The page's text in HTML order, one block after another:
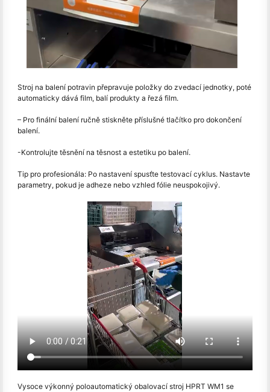
Stroj na balení potravin přepravuje položky do zvedací jednotky, poté
automaticky dává film, balí produkty a řezá film.
– Pro finální balení ručně stiskněte příslušné tlačítko pro dokončení
balení.
-Kontrolujte těsnění na těsnost a estetiku po balení.
Tip pro profesionála: Po nastavení spusťte testovací cyklus. Nastavte
parametry, pokud je adheze nebo vzhled fólie neuspokojivý.
Vysoce výkonný poloautomatický obalovací stroj HPRT WM1 se